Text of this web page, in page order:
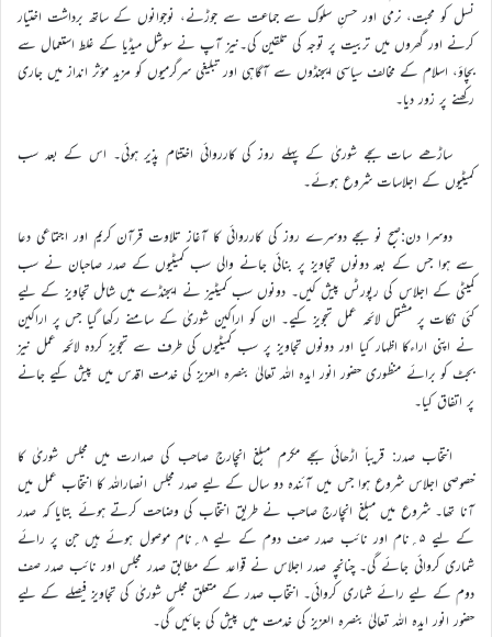
نسل کو محبت، نرمی اور حسنِ سلوک سے جماعت سے جوڑنے، نوجوانوں کے ساتھ برداشت اختیار
کرنے اور گھروں میں تربیت پر توجہ کی تلقین کی۔نیز آپ نے سوشل میڈیا کے غلط استعمال سے
بچاؤ، اسلام کے مخالف سیاسی ایجنڈوں سے آگاہی اور تبلیغی سرگرمیوں کو مزید مؤثر انداز میں جاری
رکھنے پر زور دیا۔
ساڑھے سات بجے شوریٰ کے پہلے روز کی کارروائی اختتام پذیر ہوئی۔ اس کے بعد سب
کمیٹیوں کے اجلاسات شروع ہوئے۔
دوسرا دن:صبح نو بجے دوسرے روز کی کارروائی کا آغاز تلاوت قرآن کریم اور اجتماعی دعا
سے ہوا جس کے بعد دونوں تجاویز پر بنائی جانے والی سب کمیٹیوں کے صدر صاحبان نے سب
کمیٹی کے اجلاس کی رپورٹس پیش کیں۔ دونوں سب کمیٹیز نے ایجنڈے میں شامل تجاویز کے لیے
کئی نکات پر مشتمل لائحہ عمل تجویز کیے۔ ان کو اراکین شوریٰ کے سامنے رکھا گیا جس پر اراکین
نے اپنی اراءکا اظہار کیا اور دونوں تجاویز پر سب کمیٹیوں کی طرف سے تجویز کردہ لائحہ عمل نیز
بجٹ کو برائے منظوری حضور انور ایدہ اللہ تعالیٰ بنصرہ العزیز کی خدمت اقدس میں پیش کیے جانے
پر اتفاق کیا۔
انتخاب صدر: قریباً اڑھائی بجے مکرم مبلغ انچارج صاحب کی صدارت میں مجلس شوریٰ کا
خصوصی اجلاس شروع ہوا جس میں آئندہ دو سال کے لیے صدر مجلس انصاراللہ کا انتخاب عمل میں
آنا تھا۔ شروع میں مبلغ انچارج صاحب نے طریق انتخاب کی وضاحت کرتے ہوئے بتایا کہ صدر
کے لیے ۵؍نام اور نائب صدر صف دوم کے لیے ۸؍نام موصول ہوئے ہیں جن پر رائے
شماری کروائی جائے گی۔ چنانچہ صدر اجلاس نے قواعد کے مطابق صدر مجلس اور نائب صدر صف
دوم کے لیے رائے شماری کروائی۔ انتخاب صدر کے متعلق مجلس شوریٰ کی تجاویز فیصلے کے لیے
حضور انور ایدہ اللہ تعالیٰ بنصرہ العزیز کی خدمت میں پیش کی جائیں گی۔